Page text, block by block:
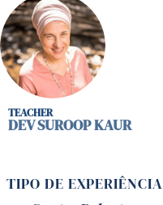
DEV SUROOP KAUR
TIPO DE EXPERIÊNCIA